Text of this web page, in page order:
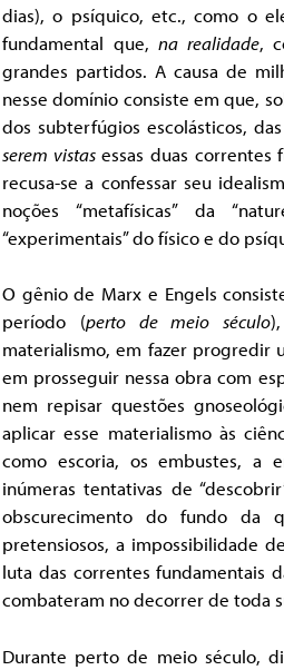
dias), o psíquico, etc., como o
fundamental que, na realidade,
grandes partidos. A causa de
nesse domínio consiste em que,
dos subterfúgios escolásticos,
serem vistasessas duas correntes
recusa-se a confessar seu
noções “metafísicas” da
“experimentais” do físico e do
O gênio de Marx e Engels
período (perto de meio século
materialismo, em fazer progredir
em prosseguir nessa obra com
nem repisar questões
aplicar esse materialismo às
como escoria, os embustes, a
inúmeras tentativas de
obscurecimento do fundo da
pretensiosos, a impossibilidade
luta das correntes fundamentais
combateram no decorrer de toda
Durante perto de meio século,